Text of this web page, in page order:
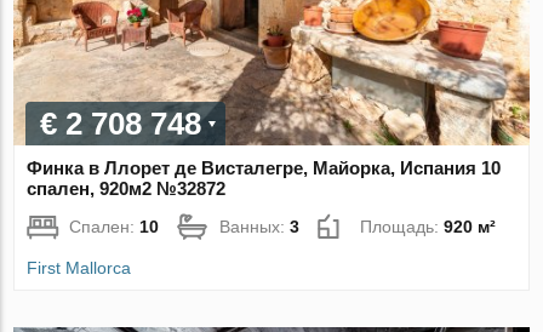
€ 2 708 748
Финка в Ллорет де Висталегре, Майорка, Испания 10
спален, 920м2 №32872
Спален: 10 Ванных:3 Площадь:920 м²
First Mallorca